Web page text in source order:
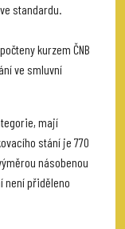
standardu.
kurzem ČNB
ve smluvní
mají
stání je 770
násobenou
není přiděleno